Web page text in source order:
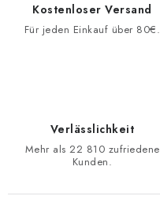
Kostenloser Versand
Für jeden Einkauf über 80€.
Verlässlichkeit
Mehr als 22 810 zufriedene
Kunden.